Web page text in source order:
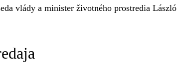
vlády a minister životného prostredia László